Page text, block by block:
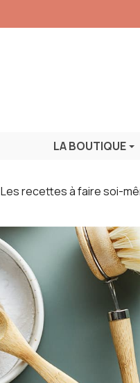
LA BOUTIQUE
Les recettes à faire soi-